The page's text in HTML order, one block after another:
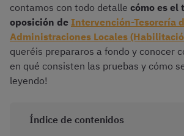
contamos con todo detalle cómo es el
oposición de Intervención-Tesorería
Administraciones Locales
queréis prepararos a fondo y conocer
en qué consisten las pruebas y cómo
leyendo!
Índice de contenidos